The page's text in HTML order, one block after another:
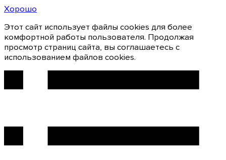
Хорошо
Этот сайт использует файлы cookies для более
комфортной работы пользователя. Продолжая
просмотр страниц сайта, вы соглашаетесь с
использованием файлов cookies.